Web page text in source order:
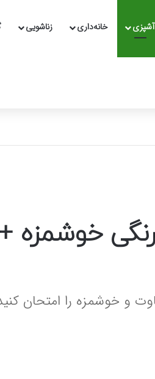
آشپزی خانه‌داری زناشویی
خوشمزه +
و خوشمزه را امتحان